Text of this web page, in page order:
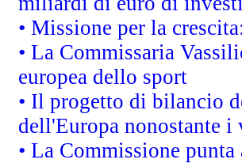
• Missione per la
• La Commissaria
europea dello sport
• Il progetto di bilancio
dell'Europa nonostante
• La Commissione